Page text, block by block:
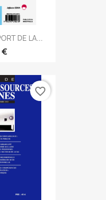
DE LA...
€
favorite_border